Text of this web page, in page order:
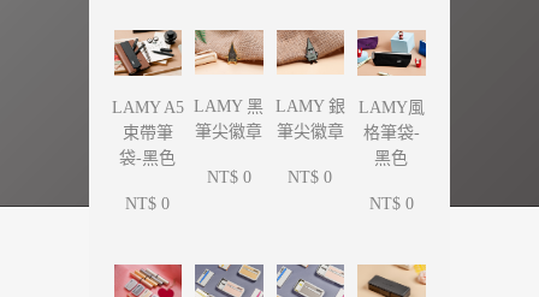
LAMY A5
束帶筆
袋-黑色
NT$ 0
LAMY 黑
筆尖徽章
NT$ 0
LAMY 銀
筆尖徽章
NT$ 0
LAMY風
格筆袋-
黑色
NT$ 0